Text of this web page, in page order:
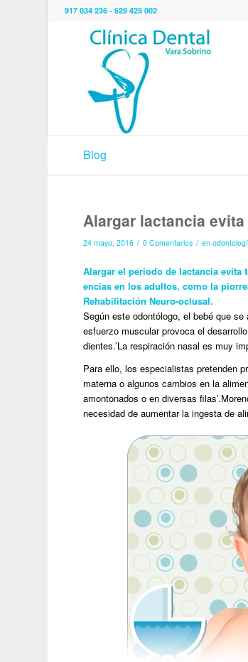
917 034 236 - 629 425 002
Blog
Alargar lactancia
24 mayo, 2016 / 0 Comentarios / en
Alargar el periodo de lactancia evita
encías en los adultos, como la
Rehabilitación Neuro-oclusal.
Según este odontólogo, el bebé que
esfuerzo muscular provoca el
dientes.’La respiración nasal es muy
Para ello, los especialistas pretenden
materna o algunos cambios en la
amontonados o en diversas
necesidad de aumentar la ingesta de